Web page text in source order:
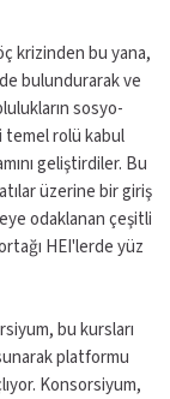
krizinden bu yana,
bulundurarak ve
sosyo-
rolü kabul
geliştirdiler. Bu
üzerine bir giriş
odaklanan çeşitli
HEI'lerde yüz
bu kursları
platformu
Konsorsiyum,